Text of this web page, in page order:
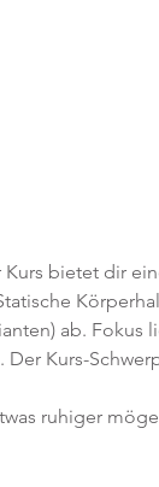
bietet dir
ab. Fokus
Kurs-
ruhiger